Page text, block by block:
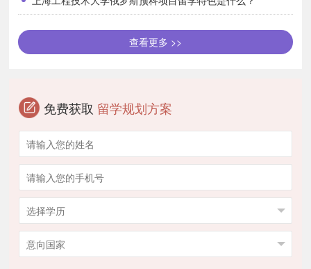
备注：学生入学前须年满十八周岁。
查看更多 >>
免费获取 留学规划方案